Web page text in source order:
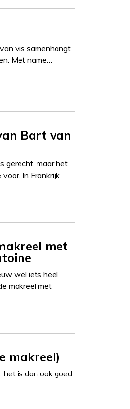
vis samenhangt
Met name…
Bart van
gerecht, maar het
In Frankrijk
met
wel iets heel
makreel met
makreel)
is dan ook goed